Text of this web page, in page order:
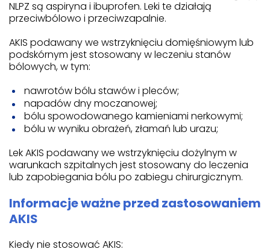
NLPZ są aspiryna i ibuprofen. Leki te działają
przeciwbólowo i przeciwzapalnie.
AKIS podawany we wstrzyknięciu domięśniowym lub
podskórnym jest stosowany w leczeniu stanów
bólowych, w tym:
nawrotów bólu stawów i pleców;
napadów dny moczanowej;
bólu spowodowanego kamieniami nerkowymi;
bólu w wyniku obrażeń, złamań lub urazu;
Lek AKIS podawany we wstrzyknięciu dożylnym w
warunkach szpitalnych jest stosowany do leczenia
lub zapobiegania bólu po zabiegu chirurgicznym.
Informacje ważne przed zastosowaniem
AKIS
Kiedy nie stosować AKIS: